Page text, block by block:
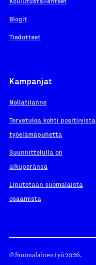
Blogit
Tiedotteet
Kampanjat
Nollatilanne
Tervetuloa kohti positiivista
työelämäpuhetta
Suunnittelulla on
alkuperänsä
Liputetaan suomalaista
osaamista
© Suomalainen työ 2026.